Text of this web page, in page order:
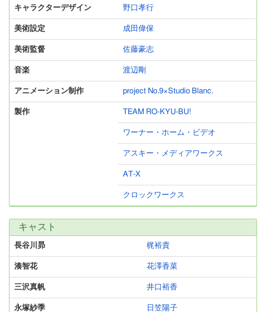
キャラクターデザイン 野口孝行
美術設定 成田偉保
美術監督 佐藤豪志
音楽 渡辺剛
アニメーション制作 project No.9×Studio Blanc.
製作 TEAM RO-KYU-BU!
ワーナー・ホーム・ビデオ
アスキー・メディアワークス
AT-X
クロックワークス
キャスト
長谷川昴 梶裕貴
湊智花 花澤香菜
三沢真帆 井口裕香
永塚紗季 日笠陽子